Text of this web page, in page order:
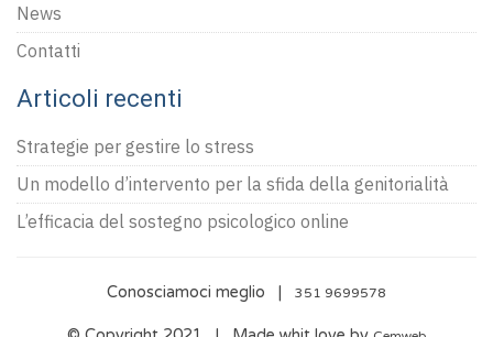
News
Contatti
Articoli recenti
Strategie per gestire lo stress
Un modello d’intervento per la sfida della genitorialità
L’efficacia del sostegno psicologico online
Conosciamoci meglio | 351 9699578